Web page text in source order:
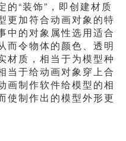
的“装饰”，即创建材质
更加符合动画对象的特
中的对象属性选用适合
而令物体的颜色、透明
材质，相当于为模型种
当于给动画对象穿上合
画制作软件给模型的相
使制作出的模型外形更